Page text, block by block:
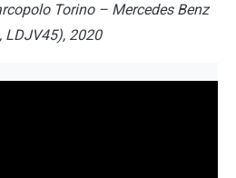
Torino – Mercedes Benz
LDJV45), 2020